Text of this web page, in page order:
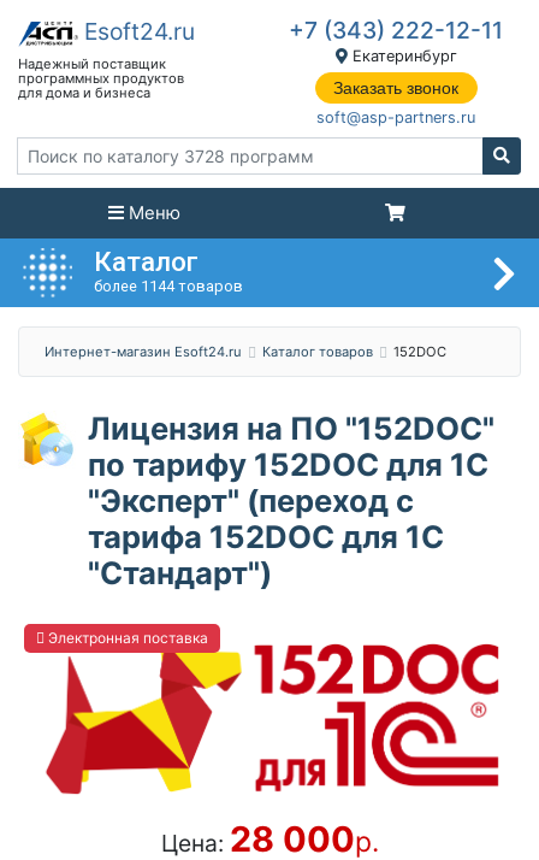
+7 (343) 222-12-11
Екатеринбург
Заказать звонок
soft@asp-partners.ru
Меню
Каталог
более 1144 товаров
Интернет-магазин Esoft24.ru Каталог товаров 152DOC
Лицензия на ПО "152DOC"
по тарифу 152DOC для 1С
"Эксперт" (переход с
тарифа 152DOC для 1С
"Стандарт")
Электронная поставка
Цена: 28 000р.